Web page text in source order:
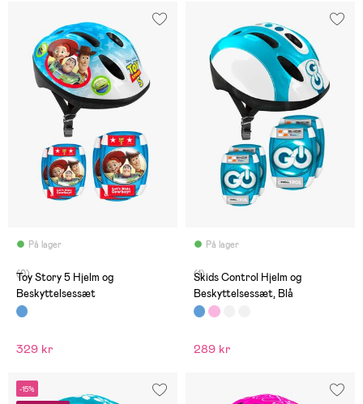
På lager
(0)
Toy Story 5 Hjelm og
Beskyttelsessæt
329 kr
På lager
(1)
Skids Control Hjelm og
Beskyttelsessæt, Blå
289 kr
-15%